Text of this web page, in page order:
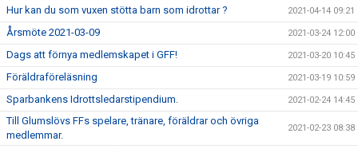
Hur kan du som vuxen stötta barn som idrottar ? 2021-04-14 09:21
Årsmöte 2021-03-09 2021-03-24 12:00
Dags att förnya medlemskapet i GFF! 2021-03-20 10:45
Föräldraföreläsning 2021-03-19 10:59
Sparbankens Idrottsledarstipendium. 2021-02-24 14:45
Till Glumslövs FFs spelare, tränare, föräldrar och övriga
medlemmar.
2021-02-23 08:38